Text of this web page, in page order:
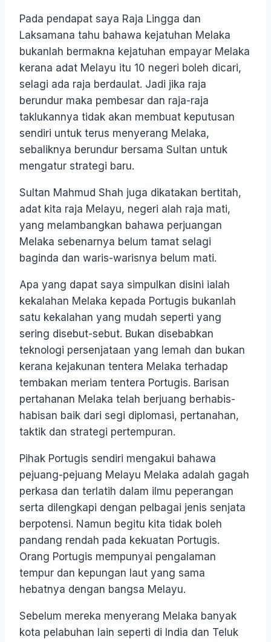
Pada pendapat saya Raja Lingga dan
Laksamana tahu bahawa kejatuhan Melaka
bukanlah bermakna kejatuhan empayar Melaka
kerana adat Melayu itu 10 negeri boleh dicari,
selagi ada raja berdaulat. Jadi jika raja
berundur maka pembesar dan raja-raja
taklukannya tidak akan membuat keputusan
sendiri untuk terus menyerang Melaka,
sebaliknya berundur bersama Sultan untuk
mengatur strategi baru.
Sultan Mahmud Shah juga dikatakan bertitah,
adat kita raja Melayu, negeri alah raja mati,
yang melambangkan bahawa perjuangan
Melaka sebenarnya belum tamat selagi
baginda dan waris-warisnya belum mati.
Apa yang dapat saya simpulkan disini ialah
kekalahan Melaka kepada Portugis bukanlah
satu kekalahan yang mudah seperti yang
sering disebut-sebut. Bukan disebabkan
teknologi persenjataan yang lemah dan bukan
kerana kejakunan tentera Melaka terhadap
tembakan meriam tentera Portugis. Barisan
pertahanan Melaka telah berjuang berhabis-
habisan baik dari segi diplomasi, pertanahan,
taktik dan strategi pertempuran.
Pihak Portugis sendiri mengakui bahawa
pejuang-pejuang Melayu Melaka adalah gagah
perkasa dan terlatih dalam ilmu peperangan
serta dilengkapi dengan pelbagai jenis senjata
berpotensi. Namun begitu kita tidak boleh
pandang rendah pada kekuatan Portugis.
Orang Portugis mempunyai pengalaman
tempur dan kepungan laut yang sama
hebatnya dengan bangsa Melayu.
Sebelum mereka menyerang Melaka banyak
kota pelabuhan lain seperti di India dan Teluk